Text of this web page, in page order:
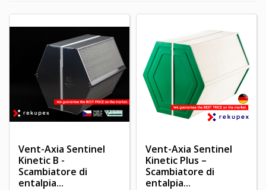
Vent-Axia Sentinel
Kinetic B -
Scambiatore di
entalpia...
Vent-Axia Sentinel
Kinetic Plus –
Scambiatore di
entalpia...